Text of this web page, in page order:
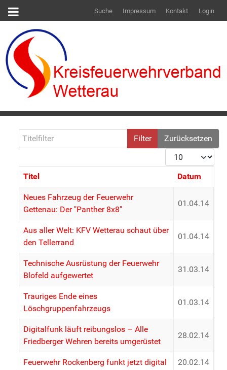
Suche Impressum Kontakt Login
Titelfilter Filter
Zurücksetzen
Anzeige #
Titel Datum
Neues Fahrzeug der Feuerwehr
Gettenau: Der "Panther 8x8"
01.04.14
Aus aller Welt: KFV Wetterau schaut über
den Tellerrand
01.04.14
Technische Ausrüstung der Feuerwehr
Blofeld aufgewertet
31.03.14
Trauriges Ende eines
Löschgruppenfahrzeugs
01.03.14
Digitalfunk läuft reibungslos – Alle
Friedberger Wehren bereits umgerüstet
28.02.14
Feuerwehr Rockenberg funkt jetzt digital 20.02.14